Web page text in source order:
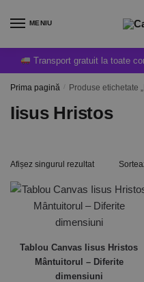
MENIU
Transport gratuit la toate
Prima pagină / Produse etichetate
Iisus Hristos
Afișez singurul rezultat
Tablou Canvas Iisus Hristos
Mântuitorul – Diferite
dimensiuni